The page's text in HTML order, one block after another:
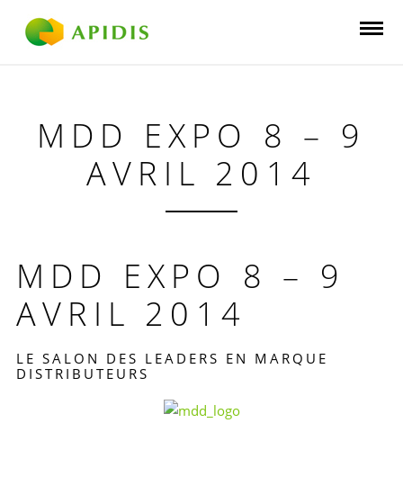
MDD EXPO 8 – 9
AVRIL 2014
MDD EXPO 8 – 9
AVRIL 2014
LE SALON DES LEADERS EN MARQUE
DISTRIBUTEURS